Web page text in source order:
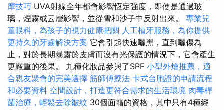
摩技巧 UVA射線全年都會影響恆定強度，即使是通過玻
璃，煙霧或云層影響，並從雪和沙子中反射出來。 專業兒
童眼科，為孩子的視力健康把關 人工植牙服務，為你提供
更持久的牙齒解決方案 它會引起快速曬黑，直到曬傷為
止，對於長期暴露於皮膚而沒有光保護的情況下，它會產生
更嚴重的後果。 九種化妝品參與了SPF 小型外燴推薦，適
合親友聚會的完美選擇 筋師傅療法 卡式台胞證的申請流程
和必要資料 空間設計，打造更符合需求的生活環境 肉毒桿
菌治療，輕鬆去除皺紋 30個面霜的資格，其中只有4種經